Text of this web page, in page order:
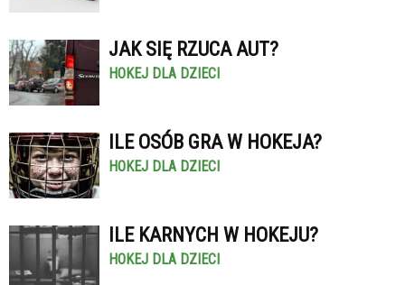
JAK SIĘ RZUCA AUT?
HOKEJ DLA DZIECI
ILE OSÓB GRA W HOKEJA?
HOKEJ DLA DZIECI
ILE KARNYCH W HOKEJU?
HOKEJ DLA DZIECI